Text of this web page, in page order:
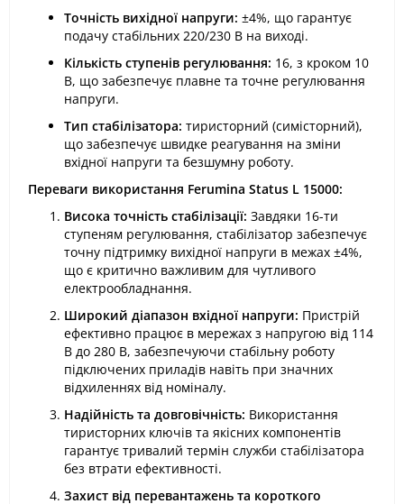
Точність вихідної напруги: ±4%, що гарантує
подачу стабільних 220/230 В на виході.
Кількість ступенів регулювання: 16, з кроком 10
В, що забезпечує плавне та точне регулювання
напруги.
Тип стабілізатора: тиристорний (симісторний),
що забезпечує швидке реагування на зміни
вхідної напруги та безшумну роботу.
Переваги використання Ferumina Status L 15000:
Висока точність стабілізації: Завдяки 16-ти
ступеням регулювання, стабілізатор забезпечує
точну підтримку вихідної напруги в межах ±4%,
що є критично важливим для чутливого
електрообладнання.
Широкий діапазон вхідної напруги: Пристрій
ефективно працює в мережах з напругою від 114
В до 280 В, забезпечуючи стабільну роботу
підключених приладів навіть при значних
відхиленнях від номіналу.
Надійність та довговічність: Використання
тиристорних ключів та якісних компонентів
гарантує тривалий термін служби стабілізатора
без втрати ефективності.
Захист від перевантажень та короткого